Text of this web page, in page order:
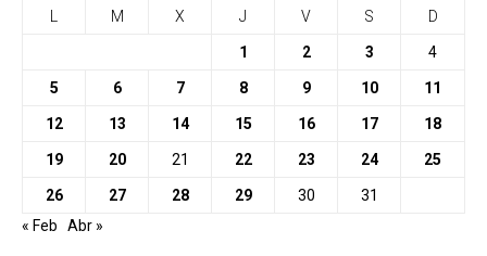
M X J V S D
1 2 3 4
5 6 7 8 9 10 11
12 13 14 15 16 17 18
19 20 21 22 23 24 25
26 27 28 29 30
31
« Feb
Abr »